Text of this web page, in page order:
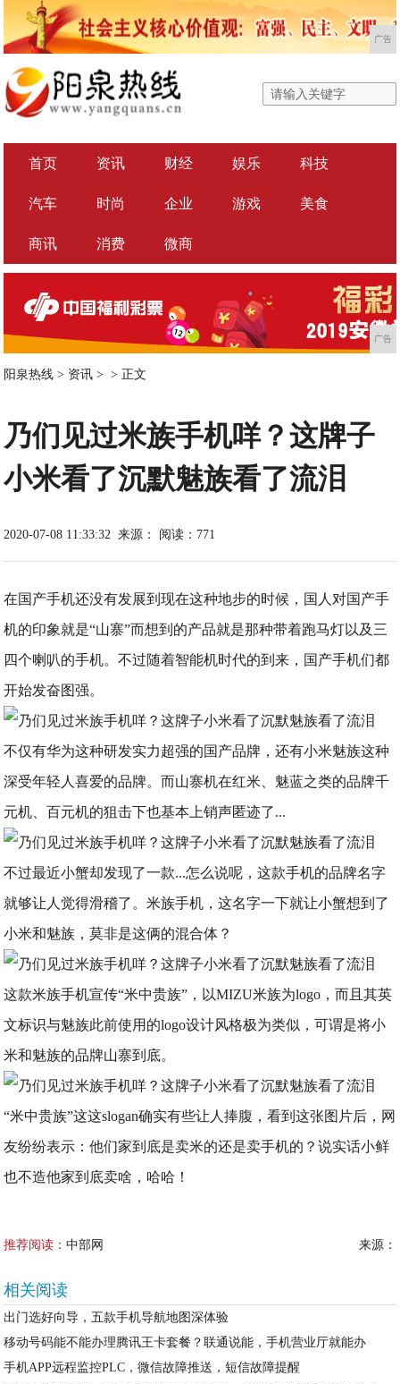
广告
首页 资讯 财经 娱乐 科技
汽车 时尚 企业 游戏 美食
商讯 消费 微商
广告
阳泉热线 > 资讯 > > 正文
乃们见过米族手机咩？这牌子
小米看了沉默魅族看了流泪
2020-07-08 11:33:32 来源： 阅读：771
在国产手机还没有发展到现在这种地步的时候，国人对国产手
机的印象就是“山寨”而想到的产品就是那种带着跑马灯以及三
四个喇叭的手机。不过随着智能机时代的到来，国产手机们都
开始发奋图强。
不仅有华为这种研发实力超强的国产品牌，还有小米魅族这种
深受年轻人喜爱的品牌。而山寨机在红米、魅蓝之类的品牌千
元机、百元机的狙击下也基本上销声匿迹了...
不过最近小蟹却发现了一款...怎么说呢，这款手机的品牌名字
就够让人觉得滑稽了。米族手机，这名字一下就让小蟹想到了
小米和魅族，莫非是这俩的混合体？
这款米族手机宣传“米中贵族”，以MIZU米族为logo，而且其英
文标识与魅族此前使用的logo设计风格极为类似，可谓是将小
米和魅族的品牌山寨到底。
“米中贵族”这这slogan确实有些让人捧腹，看到这张图片后，网
友纷纷表示：他们家到底是卖米的还是卖手机的？说实话小鲜
也不造他家到底卖啥，哈哈！
推荐阅读：中部网 来源：
相关阅读
出门选好向导，五款手机导航地图深体验
移动号码能不能办理腾讯王卡套餐？联通说能，手机营业厅就能办
手机APP远程监控PLC，微信故障推送，短信故障提醒